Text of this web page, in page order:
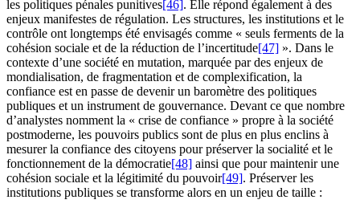
les politiques pénales punitives[46]. Elle répond également à des
enjeux manifestes de régulation. Les structures, les institutions et le
contrôle ont longtemps été envisagés comme « seuls ferments de la
cohésion sociale et de la réduction de l’incertitude[47] ». Dans le
contexte d’une société en mutation, marquée par des enjeux de
mondialisation, de fragmentation et de complexification, la
confiance est en passe de devenir un baromètre des politiques
publiques et un instrument de gouvernance. Devant ce que nombre
d’analystes nomment la « crise de confiance » propre à la société
postmoderne, les pouvoirs publics sont de plus en plus enclins à
mesurer la confiance des citoyens pour préserver la socialité et le
fonctionnement de la démocratie[48] ainsi que pour maintenir une
cohésion sociale et la légitimité du pouvoir[49]. Préserver les
institutions publiques se transforme alors en un enjeu de taille :